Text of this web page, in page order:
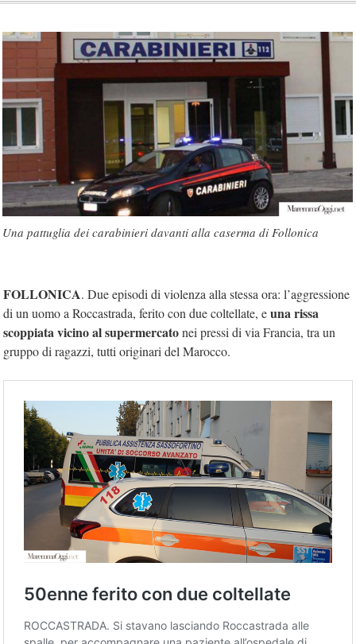
Una pattuglia dei carabinieri davanti alla caserma di Follonica
FOLLONICA. Due episodi di violenza alla stessa ora: l’aggressione
di un uomo a Roccastrada, ferito con due coltellate, euna rissa
scoppiata vicino al supermercatonei pressi di via Francia, tra un
gruppo di ragazzi, tutti originari del Marocco.